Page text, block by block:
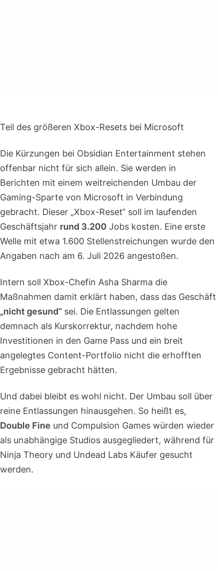
Teil des größeren Xbox-Resets bei Microsoft
Die Kürzungen bei Obsidian Entertainment stehen
offenbar nicht für sich allein. Sie werden in
Berichten mit einem weitreichenden Umbau der
Gaming-Sparte von Microsoft in Verbindung
gebracht. Dieser „Xbox-Reset“ soll im laufenden
Geschäftsjahr rund 3.200 Jobs kosten. Eine erste
Welle mit etwa 1.600 Stellenstreichungen wurde den
Angaben nach am 6. Juli 2026 angestoßen.
Intern soll Xbox-Chefin Asha Sharma die
Maßnahmen damit erklärt haben, dass das Geschäft
„nicht gesund“ sei. Die Entlassungen gelten
demnach als Kurskorrektur, nachdem hohe
Investitionen in den Game Pass und ein breit
angelegtes Content-Portfolio nicht die erhofften
Ergebnisse gebracht hätten.
Und dabei bleibt es wohl nicht. Der Umbau soll über
reine Entlassungen hinausgehen. So heißt es,
Double Fine und Compulsion Games würden wieder
als unabhängige Studios ausgegliedert, während für
Ninja Theory und Undead Labs Käufer gesucht
werden.